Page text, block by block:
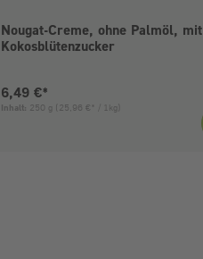
Nougat-Creme, ohne Palmöl, mit
Kokosblütenzucker
Aktueller Preis:
6,49 €*
Inhalt: 250 g (25,96 €* / 1kg)